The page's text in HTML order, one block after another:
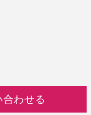
わせる